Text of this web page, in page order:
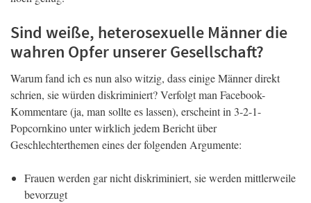
Sind weiße, heterosexuelle Männer die
wahren Opfer unserer Gesellschaft?
Warum fand ich es nun also witzig, dass einige Männer direkt
schrien, sie würden diskriminiert? Verfolgt man Facebook-
Kommentare (ja, man sollte es lassen), erscheint in 3-2-1-
Popcornkino unter wirklich jedem Bericht über
Geschlechterthemen eines der folgenden Argumente:
Frauen werden gar nicht diskriminiert, sie werden mittlerweile
bevorzugt